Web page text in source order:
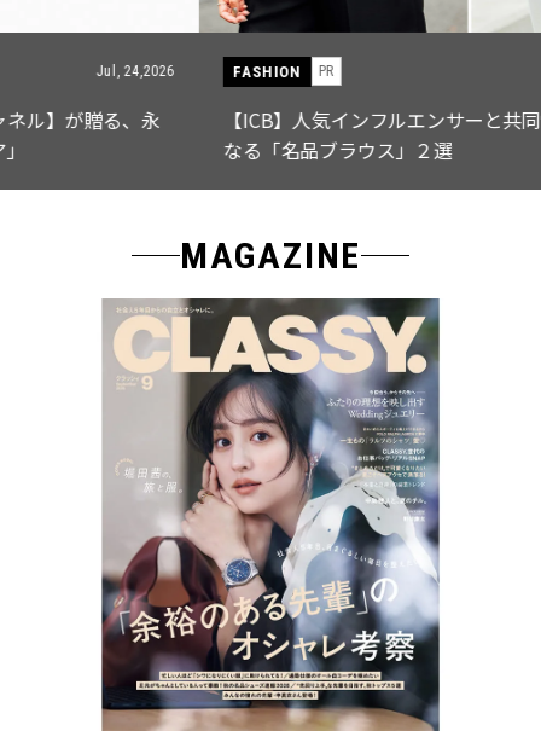
FASHION PR
【ICB】人気インフルエンサーと共同制作! 週5で着たく
なる「名品ブラウス」２選
MAGAZINE